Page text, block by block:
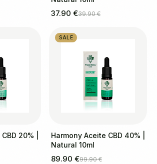
37.90 €39.90 €
20% |
SALE
Harmony Aceite CBD 40% |
Natural 10ml
89.90 €99.90 €